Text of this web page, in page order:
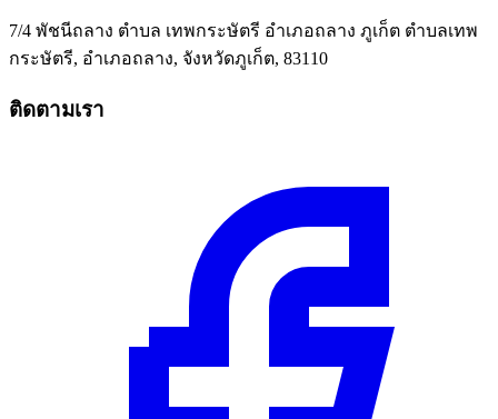
7/4 พัชนีถลาง ตำบล เทพกระษัตรี อำเภอถลาง ภูเก็ต ตำบลเทพ
กระษัตรี, อำเภอถลาง, จังหวัดภูเก็ต, 83110
ติดตามเรา